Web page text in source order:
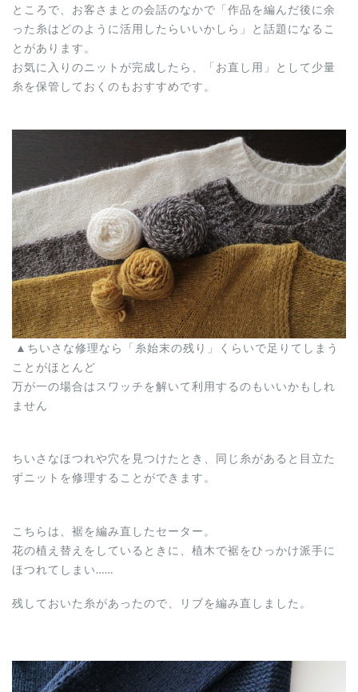
ところで、お客さまとの会話のなかで「作品を編んだ後に余
った糸はどのように活用したらいいかしら」と話題になるこ
とがあります。
お気に入りのニットが完成したら、「お直し用」として少量
糸を保管しておくのもおすすめです。
▲ちいさな修理なら「糸始末の残り」くらいで足りてしまう
ことがほとんど
万が一の場合はスワッチを解いて利用するのもいいかもしれ
ません
ちいさなほつれや穴を見つけたとき、同じ糸があると目立た
ずニットを修理することができます。
こちらは、裾を編み直したセーター。
花の植え替えをしているときに、植木で裾をひっかけ派手に
ほつれてしまい……
残しておいた糸があったので、リブを編み直しました。